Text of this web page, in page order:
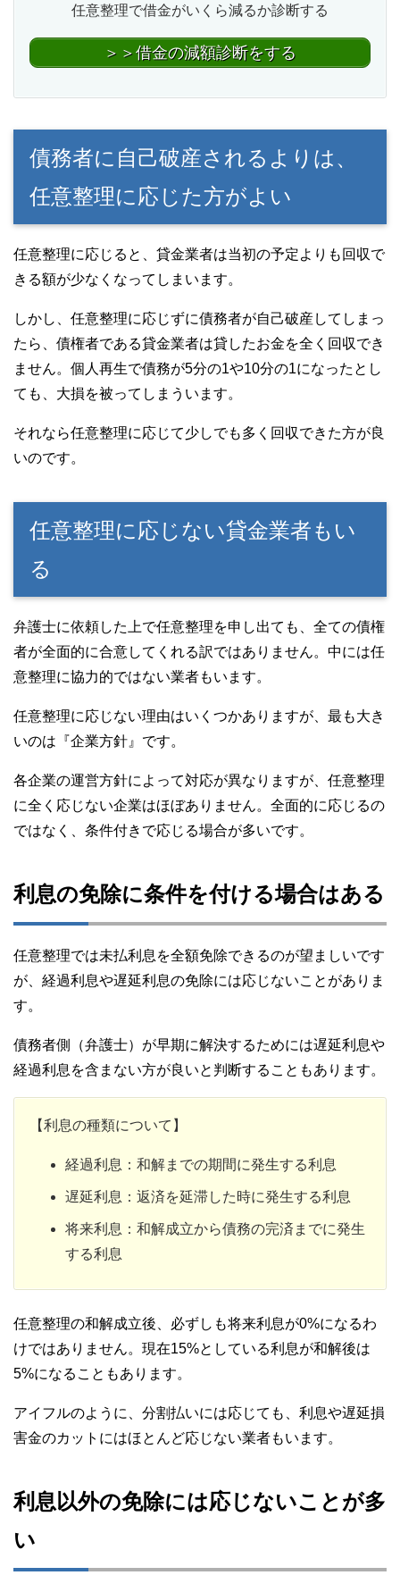
任意整理で借金がいくら減るか診断する
＞＞借金の減額診断をする
債務者に自己破産されるよりは、
任意整理に応じた方がよい
任意整理に応じると、貸金業者は当初の予定よりも回収で
きる額が少なくなってしまいます。
しかし、任意整理に応じずに債務者が自己破産してしまっ
たら、債権者である貸金業者は貸したお金を全く回収でき
ません。個人再生で債務が5分の1や10分の1になったとし
ても、大損を被ってしまういます。
それなら任意整理に応じて少しでも多く回収できた方が良
いのです。
任意整理に応じない貸金業者もい
る
弁護士に依頼した上で任意整理を申し出ても、全ての債権
者が全面的に合意してくれる訳ではありません。中には任
意整理に協力的ではない業者もいます。
任意整理に応じない理由はいくつかありますが、最も大き
いのは『企業方針』です。
各企業の運営方針によって対応が異なりますが、任意整理
に全く応じない企業はほぼありません。全面的に応じるの
ではなく、条件付きで応じる場合が多いです。
利息の免除に条件を付ける場合はある
任意整理では未払利息を全額免除できるのが望ましいです
が、経過利息や遅延利息の免除には応じないことがありま
す。
債務者側（弁護士）が早期に解決するためには遅延利息や
経過利息を含まない方が良いと判断することもあります。
【利息の種類について】
経過利息：和解までの期間に発生する利息
遅延利息：返済を延滞した時に発生する利息
将来利息：和解成立から債務の完済までに発生
する利息
任意整理の和解成立後、必ずしも将来利息が0%になるわ
けではありません。現在15%としている利息が和解後は
5%になることもあります。
アイフルのように、分割払いには応じても、利息や遅延損
害金のカットにはほとんど応じない業者もいます。
利息以外の免除には応じないことが多
い